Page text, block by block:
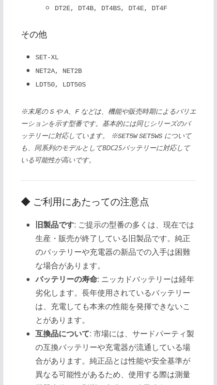
DT2E, DT4B, DT4BS, DT4E, DT4F
その他
SET-XL
NET2A, NET2B
LDT50, LDT50S
※末尾のSやA、 Fなどは、機能や販売時期によるバリエ
ーションを示す型番です。基本的には同じシリーズのバ
ッテリーに対応しています。
※SET5W SET5WSについて
も、同系列のモデルとしてBDC25バッテリーに対応して
いる可能性が高いです。
◆ ご利用にあたっての注意点
旧製品です: ご提示の型番の多くは、現在では
生産・販売が終了している旧製品です。純正
のバッテリーや充電器の新品での入手は困難
な場合があります。
バッテリーの寿命: ニッカドバッテリーは経年
劣化します。長年使用されているバッテリー
は、充電しても本来の性能を発揮できないこ
とがあります。
互換品について: 市場には、サードパーティ製
の互換バッテリーや充電器が流通している場
合があります。純正品とは性能や安全基準が
異なる可能性があるため、使用する際は測量